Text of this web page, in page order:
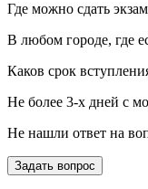
Где можно сдать
В любом городе, где
Каков срок
Не более 3-х дней с
Не нашли ответ на
Задать вопрос